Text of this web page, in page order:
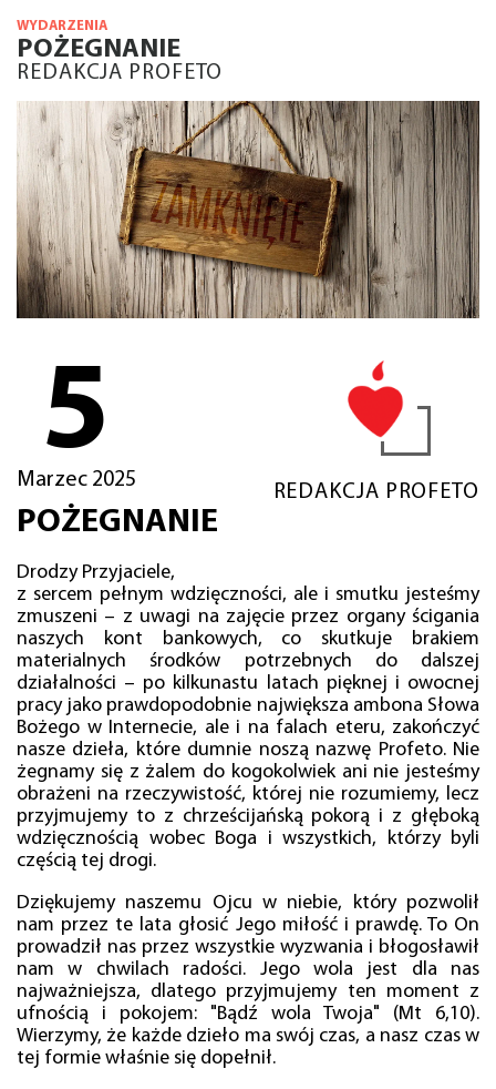
WYDARZENIA
POŻEGNANIE
REDAKCJA PROFETO
5
Marzec 2025
REDAKCJA PROFETO
POŻEGNANIE
Drodzy Przyjaciele,
z sercem pełnym wdzięczności, ale i smutku jesteśmy
zmuszeni – z uwagi na zajęcie przez organy ścigania
naszych kont bankowych, co skutkuje brakiem
materialnych środków potrzebnych do dalszej
działalności – po kilkunastu latach pięknej i owocnej
pracy jako prawdopodobnie największa ambona Słowa
Bożego w Internecie, ale i na falach eteru, zakończyć
nasze dzieła, które dumnie noszą nazwę Profeto. Nie
żegnamy się z żalem do kogokolwiek ani nie jesteśmy
obrażeni na rzeczywistość, której nie rozumiemy, lecz
przyjmujemy to z chrześcijańską pokorą i z głęboką
wdzięcznością wobec Boga i wszystkich, którzy byli
częścią tej drogi.
Dziękujemy naszemu Ojcu w niebie, który pozwolił
nam przez te lata głosić Jego miłość i prawdę. To On
prowadził nas przez wszystkie wyzwania i błogosławił
nam w chwilach radości. Jego wola jest dla nas
najważniejsza, dlatego przyjmujemy ten moment z
ufnością i pokojem: "Bądź wola Twoja" (Mt 6,10).
Wierzymy, że każde dzieło ma swój czas, a nasz czas w
tej formie właśnie się dopełnił.